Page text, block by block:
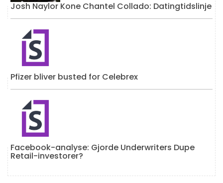
Josh Naylor Kone Chantel Collado: Datingtidslinje
Pfizer bliver busted for Celebrex
Facebook-analyse: Gjorde Underwriters Dupe
Retail-investorer?